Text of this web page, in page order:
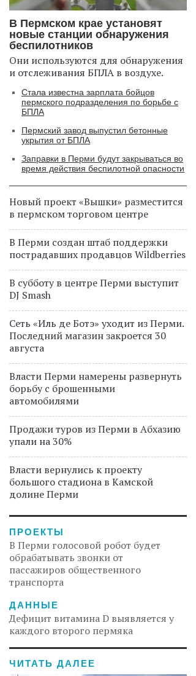
В Пермском крае установят
новые станции обнаружения
беспилотников
Они используются для обнаружения
и отслеживания БПЛА в воздухе.
Стала известна зарплата бойцов
пермского подразделения по борьбе с
БПЛА
Пермский завод выпустил бетонные
укрытия от БПЛА
Заправки в Перми будут закрываться во
время действия беспилотной опасности
Новый проект «Вышки» разместится
в пермском торговом центре
В Перми создан штаб поддержки
пострадавших продавцов Wildberries
В субботу в центре Перми выступит
DJ Smash
Сеть «Иль де Ботэ» уходит из Перми.
Последний магазин закроется 30
августа
Власти Перми намерены развернуть
борьбу с брошенными
автомобилями
Продажи туров из Перми в Абхазию
упали на 30%
Власти вернулись к проекту
большого стадиона в Камской
долине Перми
ПРОЕКТЫ
В Перми голосовой робот будет
обрабатывать звонки от
пассажиров общественного
транспорта
ДАННЫЕ
Дефицит витамина D выявляется у
каждого второго пермяка
ЧИТАТЬ ДАЛЕЕ